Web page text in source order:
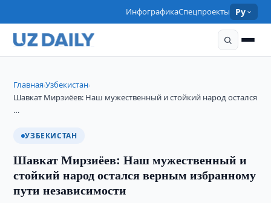
ИнфографикаСпецпроекты Ру
Главная›Узбекистан›
Шавкат Мирзиёев: Наш мужественный и стойкий народ остался
…
УЗБЕКИСТАН
Шавкат Мирзиёев: Наш мужественный и
стойкий народ остался верным избранному
пути независимости